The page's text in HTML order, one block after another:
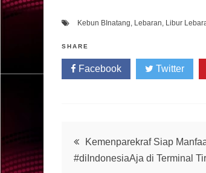
Kebun BInatang, Lebaran, Libur
SHARE
Facebook Twitter
PostKemenparekraf Siap
#diIndonesiaAja di Terminal